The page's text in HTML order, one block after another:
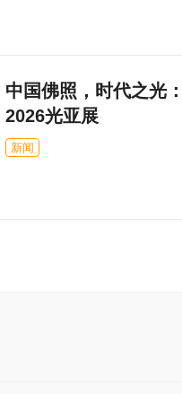
中国佛照，时代之光
2026光亚展
新闻